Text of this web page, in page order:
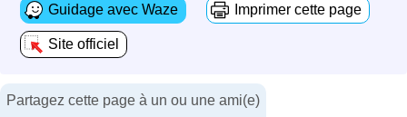
Guidage avec Waze Imprimer cette page
Site officiel
Partagez cette page à un ou une ami(e)